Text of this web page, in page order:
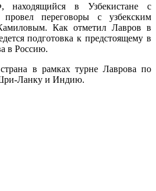
в Узбекистане с
переговоры с узбекским
Как отметил Лавров в
подготовка к предстоящему в
в Россию.
в рамках турне Лаврова по
Ланку и Индию.